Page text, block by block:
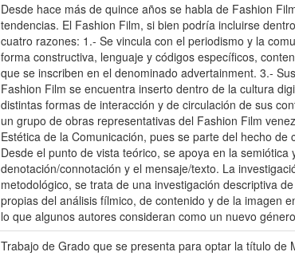
Desde hace más de quince años se habla de Fashion
tendencias. El Fashion Film, si bien podría incluirse
cuatro razones: 1.- Se vincula con el periodismo y la
forma constructiva, lenguaje y códigos específicos,
que se inscriben en el denominado advertainment. 3.-
Fashion Film se encuentra inserto dentro de la cultura
distintas formas de interacción y de circulación de sus
un grupo de obras representativas del Fashion Film
Estética de la Comunicación, pues se parte del hecho
Desde el punto de vista teórico, se apoya en la
denotación/connotación y el mensaje/texto. La
metodológico, se trata de una investigación descriptiva
propias del análisis fílmico, de contenido y de la imagen
lo que algunos autores consideran como un nuevo
Trabajo de Grado que se presenta para optar la título de